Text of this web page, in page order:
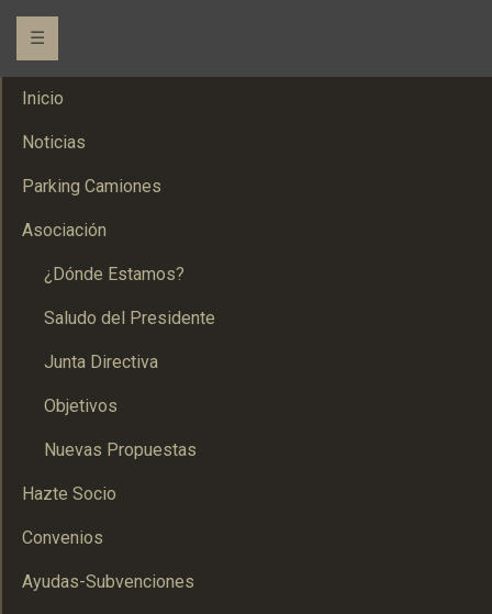
☰
Inicio
Noticias
Parking Camiones
Asociación
¿Dónde Estamos?
Saludo del Presidente
Junta Directiva
Objetivos
Nuevas Propuestas
Hazte Socio
Convenios
Ayudas-Subvenciones